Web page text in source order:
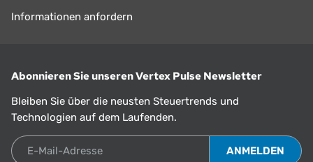
Informationen anfordern
Abonnieren Sie unseren Vertex Pulse Newsletter
Bleiben Sie über die neusten Steuertrends und
Technologien auf dem Laufenden.
E-Mail-Adresse